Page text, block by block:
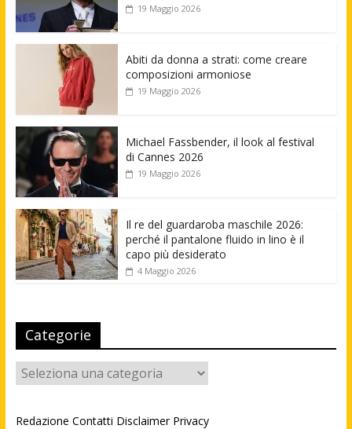
19 Maggio 2026
Abiti da donna a strati: come creare
composizioni armoniose
19 Maggio 2026
Michael Fassbender, il look al festival
di Cannes 2026
19 Maggio 2026
Il re del guardaroba maschile 2026:
perché il pantalone fluido in lino è il
capo più desiderato
4 Maggio 2026
Categorie
Categorie
Redazione Contatti Disclaimer Privacy